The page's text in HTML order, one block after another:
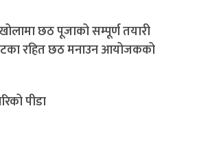
छठ पूजाको सम्पूर्ण तयारी
रहित छठ मनाउन आयोजकको
पीडा